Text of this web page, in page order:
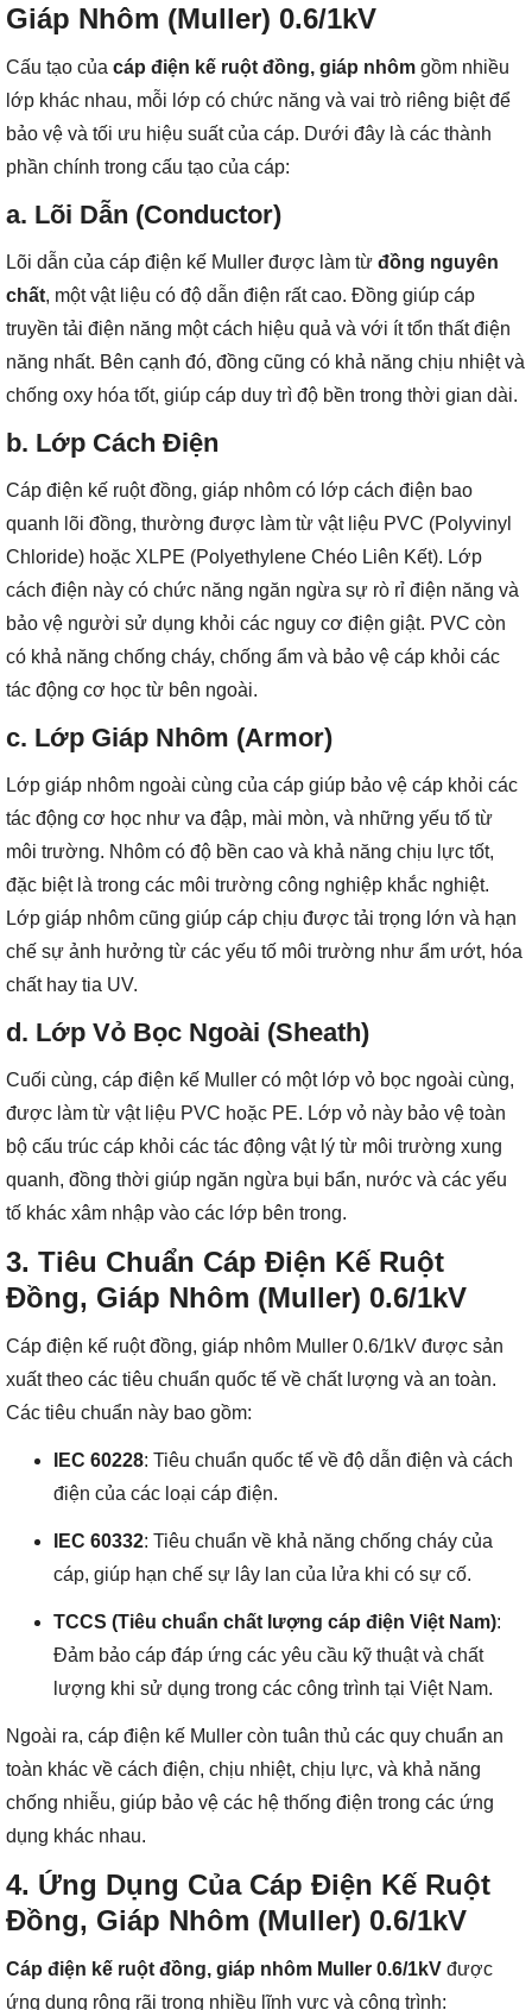
Giáp Nhôm (Muller) 0.6/1kV
Cấu tạo của cáp điện kế ruột đồng, giáp nhôm gồm nhiều
lớp khác nhau, mỗi lớp có chức năng và vai trò riêng biệt để
bảo vệ và tối ưu hiệu suất của cáp. Dưới đây là các thành
phần chính trong cấu tạo của cáp:
a. Lõi Dẫn (Conductor)
Lõi dẫn của cáp điện kế Muller được làm từ đồng nguyên
chất, một vật liệu có độ dẫn điện rất cao. Đồng giúp cáp
truyền tải điện năng một cách hiệu quả và với ít tổn thất điện
năng nhất. Bên cạnh đó, đồng cũng có khả năng chịu nhiệt và
chống oxy hóa tốt, giúp cáp duy trì độ bền trong thời gian dài.
b. Lớp Cách Điện
Cáp điện kế ruột đồng, giáp nhôm có lớp cách điện bao
quanh lõi đồng, thường được làm từ vật liệu PVC (Polyvinyl
Chloride) hoặc XLPE (Polyethylene Chéo Liên Kết). Lớp
cách điện này có chức năng ngăn ngừa sự rò rỉ điện năng và
bảo vệ người sử dụng khỏi các nguy cơ điện giật. PVC còn
có khả năng chống cháy, chống ẩm và bảo vệ cáp khỏi các
tác động cơ học từ bên ngoài.
c. Lớp Giáp Nhôm (Armor)
Lớp giáp nhôm ngoài cùng của cáp giúp bảo vệ cáp khỏi các
tác động cơ học như va đập, mài mòn, và những yếu tố từ
môi trường. Nhôm có độ bền cao và khả năng chịu lực tốt,
đặc biệt là trong các môi trường công nghiệp khắc nghiệt.
Lớp giáp nhôm cũng giúp cáp chịu được tải trọng lớn và hạn
chế sự ảnh hưởng từ các yếu tố môi trường như ẩm ướt, hóa
chất hay tia UV.
d. Lớp Vỏ Bọc Ngoài (Sheath)
Cuối cùng, cáp điện kế Muller có một lớp vỏ bọc ngoài cùng,
được làm từ vật liệu PVC hoặc PE. Lớp vỏ này bảo vệ toàn
bộ cấu trúc cáp khỏi các tác động vật lý từ môi trường xung
quanh, đồng thời giúp ngăn ngừa bụi bẩn, nước và các yếu
tố khác xâm nhập vào các lớp bên trong.
3. Tiêu Chuẩn Cáp Điện Kế Ruột
Đồng, Giáp Nhôm (Muller) 0.6/1kV
Cáp điện kế ruột đồng, giáp nhôm Muller 0.6/1kV được sản
xuất theo các tiêu chuẩn quốc tế về chất lượng và an toàn.
Các tiêu chuẩn này bao gồm:
IEC 60228: Tiêu chuẩn quốc tế về độ dẫn điện và cách
điện của các loại cáp điện.
IEC 60332: Tiêu chuẩn về khả năng chống cháy của
cáp, giúp hạn chế sự lây lan của lửa khi có sự cố.
TCCS (Tiêu chuẩn chất lượng cáp điện Việt Nam):
Đảm bảo cáp đáp ứng các yêu cầu kỹ thuật và chất
lượng khi sử dụng trong các công trình tại Việt Nam.
Ngoài ra, cáp điện kế Muller còn tuân thủ các quy chuẩn an
toàn khác về cách điện, chịu nhiệt, chịu lực, và khả năng
chống nhiễu, giúp bảo vệ các hệ thống điện trong các ứng
dụng khác nhau.
4. Ứng Dụng Của Cáp Điện Kế Ruột
Đồng, Giáp Nhôm (Muller) 0.6/1kV
Cáp điện kế ruột đồng, giáp nhôm Muller 0.6/1kV được
ứng dụng rộng rãi trong nhiều lĩnh vực và công trình: